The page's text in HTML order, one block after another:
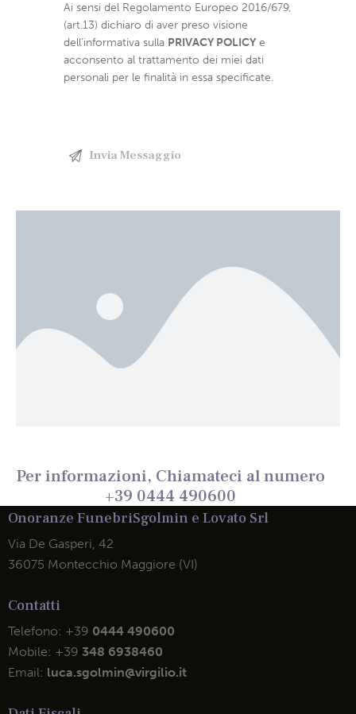
Ai sensi del Regolamento Europeo 2016/679,
(art.13) dichiaro di aver preso visione
dell’informativa sulla PRIVACY POLICYe
acconsento al trattamento dei miei dati
personali per le finalità in essa specificate.
Per informazioni, Chiamateci al numero
+39 0444 490600
Onoranze FunebriSgolmin e Lovato Srl
Via De Gasperi, 42
36075 Montecchio Maggiore (VI)
Contatti
Telefono: +39 0444 490600
Mobile: +39 348 6938460
Email: luca.sgolmin@virgilio.it